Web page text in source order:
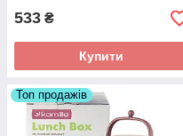
533 ₴
Купити
Топ продажів